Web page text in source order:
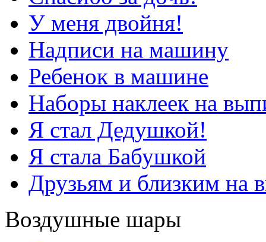
У меня двойня!
Надписи на машину
Ребенок в машине
Наборы наклеек на
Я стал Дедушкой!
Я стала Бабушкой
Друзьям и близким на
Воздушные шары